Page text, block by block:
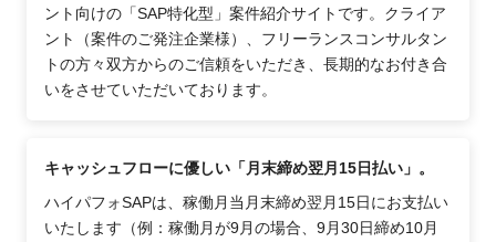
ント向けの「SAP特化型」案件紹介サイトです。クライア
ント（案件のご発注企業様）、フリーランスコンサルタン
トの方々双方からのご信頼をいただき、長期的なお付き合
いをさせていただいております。
キャッシュフローに優しい「月末締め翌月15日払い」。
ハイパフォSAPは、稼働月当月末締め翌月15日にお支払い
いたします（例：稼働月が9月の場合、9月30日締め10月